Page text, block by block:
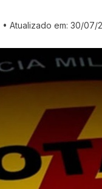
• Atualizado em: 30/07/